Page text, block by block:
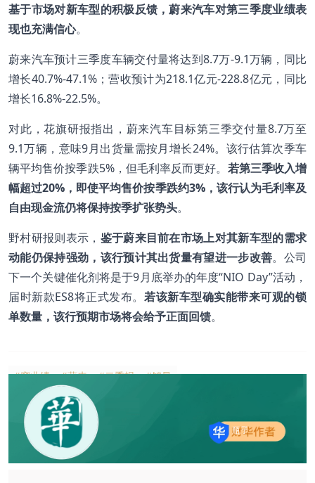
基于市场对新车型的积极反馈，蔚来汽车对第三季度业绩表
现也充满信心。
蔚来汽车预计三季度车辆交付量将达到8.7万-9.1万辆，同比
增长40.7%-47.1%；营收预计为218.1亿元-228.8亿元，同比
增长16.8%-22.5%。
对此，花旗研报指出，蔚来汽车目标第三季交付量8.7万至
9.1万辆，意味9月出货量需按月增长24%。该行估算次季车
辆平均售价按季跌5%，但毛利率反而更好。 若第三季收入增
幅超过20%，即使平均售价按季跌约3%，该行认为毛利率及
自由现金流仍将保持按季扩张势头。
野村研报则表示， 鉴于蔚来目前在市场上对其新车型的需求
动能仍保持强劲，该行预计其出货量有望进一步改善。公司
下一个关键催化剂将是于9月底举办的年度“NIO Day”活动，
届时新款ES8将正式发布。 若该新车型确实能带来可观的锁
单数量，该行预期市场将会给予正面回馈。
#窥业绩 #蔚来 #二季报 #销量
瓶子